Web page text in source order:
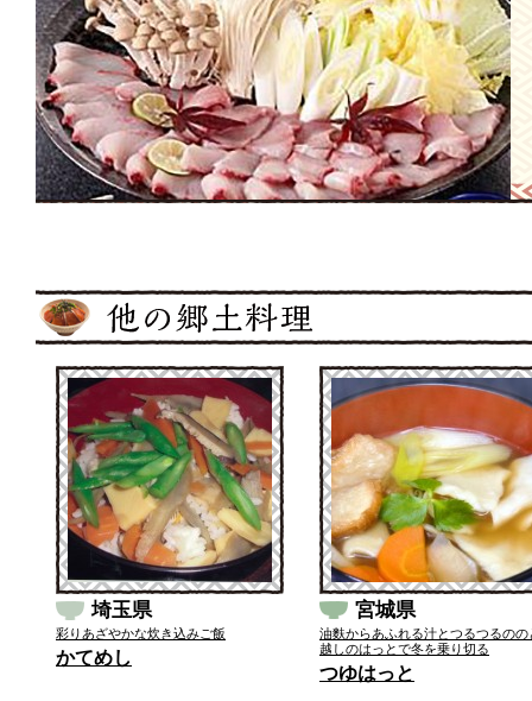
埼玉県
彩りあざやかな炊き込みご飯
かてめし
宮城県
油麩からあふれる汁とつるつるのの
越しのはっとで冬を乗り切る
つゆはっと